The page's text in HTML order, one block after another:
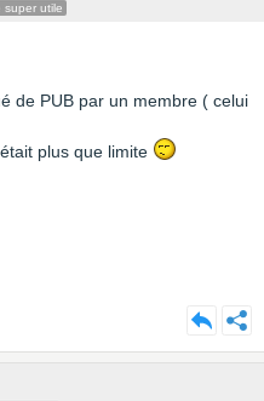
super utile
de PUB par un membre ( celui
plus que limite